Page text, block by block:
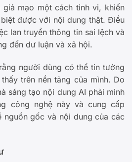
giả mạo một cách tinh vi, khiến
được với nội dung thật. Điều
lan truyền thông tin sai lệch và
đến dư luận và xã hội.
người dùng có thể tin tưởng
trên nền tảng của mình. Do
sáng tạo nội dung AI phải minh
công nghệ này và cung cấp
nguồn gốc và nội dung của các